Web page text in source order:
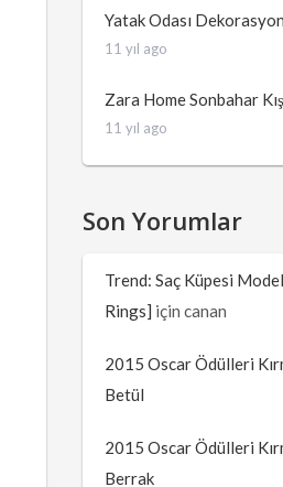
Yatak Odası
11 yıl ago
Zara Home Sonbahar
11 yıl ago
Son Yorumlar
Trend: Saç Küpesi
Rings] için canan
2015 Oscar Ödülleri
Betül
2015 Oscar Ödülleri
Berrak